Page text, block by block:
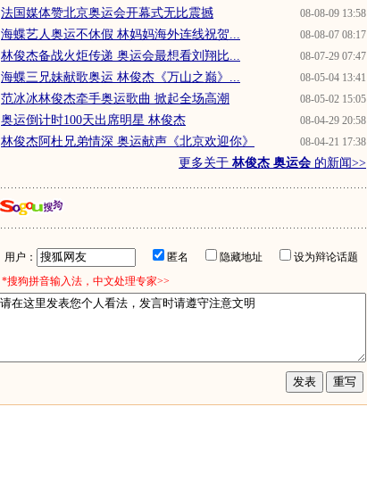
08-08-09 13:58
法国媒体赞北京奥运会开幕式无比震撼
08-08-07 08:17
海蝶艺人奥运不休假 林妈妈海外连线祝贺...
08-07-29 07:47
林俊杰备战火炬传递 奥运会最想看刘翔比...
08-05-04 13:41
海蝶三兄妹献歌奥运 林俊杰《万山之巅》...
08-05-02 15:05
范冰冰林俊杰牵手奥运歌曲 掀起全场高潮
08-04-29 20:58
奥运倒计时100天出席明星 林俊杰
08-04-21 17:38
林俊杰阿杜兄弟情深 奥运献声《北京欢迎你》
更多关于 林俊杰 奥运会 的新闻>>
用户： 匿名 隐藏地址
设为辩论话题
*搜狗拼音输入法，中文处理专家>>